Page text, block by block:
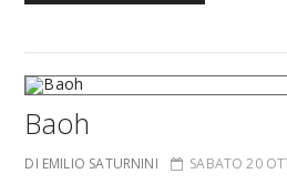
Baoh
DI EMILIO SATURNINI SABATO 20